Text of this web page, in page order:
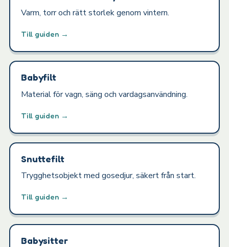
Varm, torr och rätt storlek genom vintern.
Till guiden →
Babyfilt
Material för vagn, säng och vardagsanvändning.
Till guiden →
Snuttefilt
Trygghetsobjekt med gosedjur, säkert från start.
Till guiden →
Babysitter